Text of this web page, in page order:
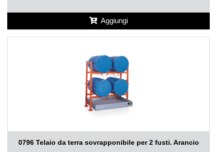
Aggiungi
0796 Telaio da terra sovrapponibile per 2 fusti. Arancio